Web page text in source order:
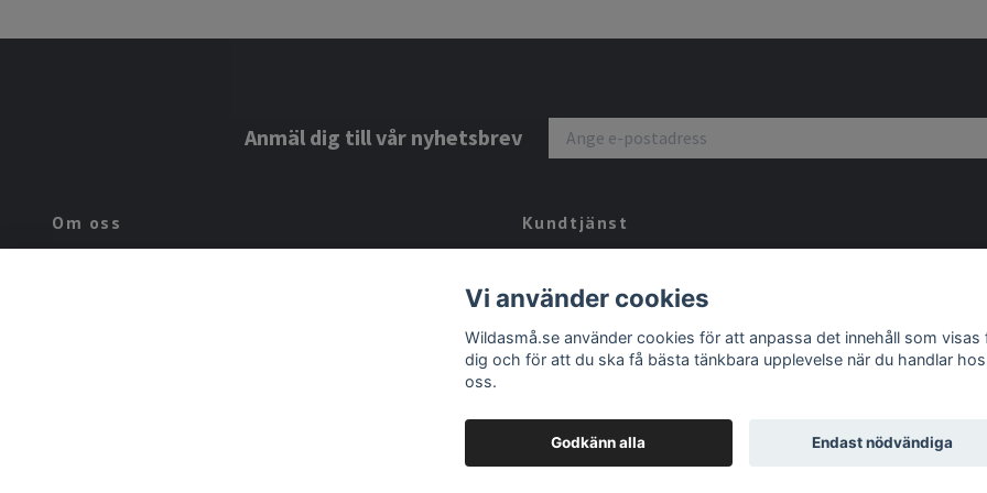
Anmäl dig till vår nyhetsbrev
Om oss
tillverkare som du inte hittar i andra barnbutiker. Vi vill ge dig ett
Kundtjänst
frågor
Vi använder cookies
Wildasmå.se använder cookies för att anpassa det innehåll som visas
dig och för att du ska få bästa tänkbara upplevelse när du handlar hos
oss.
Godkänn alla Endast nödvändiga